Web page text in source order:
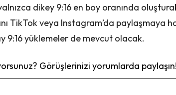
dikey 9:16 en boy oranında
TikTok veya Instagram’da paylaşmaya
9:16 yüklemeler de mevcut olacak.
Görüşlerinizi yorumlarda paylaşın!